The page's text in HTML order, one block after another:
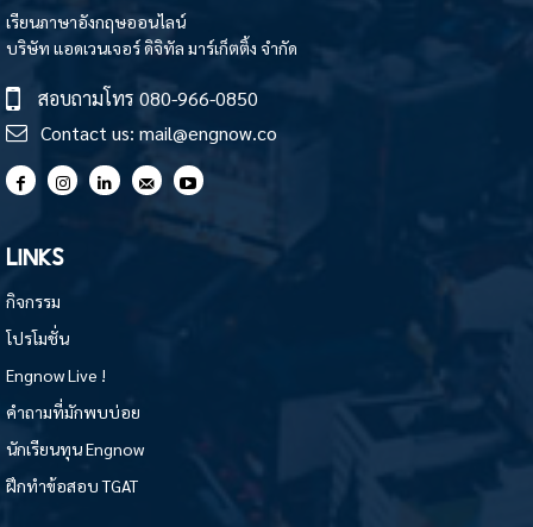
เรียนภาษาอังกฤษออนไลน์
บริษัท แอดเวนเจอร์ ดิจิทัล มาร์เก็ตติ้ง จำกัด
สอบถามโทร 080-966-0850
Contact us: mail@engnow.co
LINKS
กิจกรรม
โปรโมชั่น
Engnow Live !
คำถามที่มักพบบ่อย
นักเรียนทุน Engnow
ฝึกทำข้อสอบ TGAT